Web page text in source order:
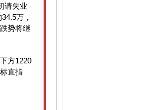
请失业
34.5万，
势将继
方1220
直指